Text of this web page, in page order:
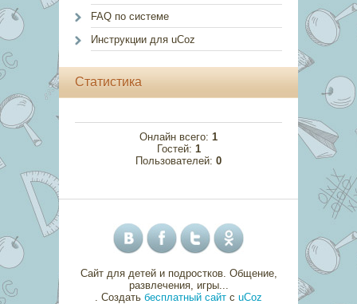
FAQ по системе
Инструкции для uCoz
Статистика
Онлайн всего: 1
Гостей: 1
Пользователей: 0
Сайт для детей и подростков. Общение,
развлечения, игры...
Создать бесплатный сайт с uCoz